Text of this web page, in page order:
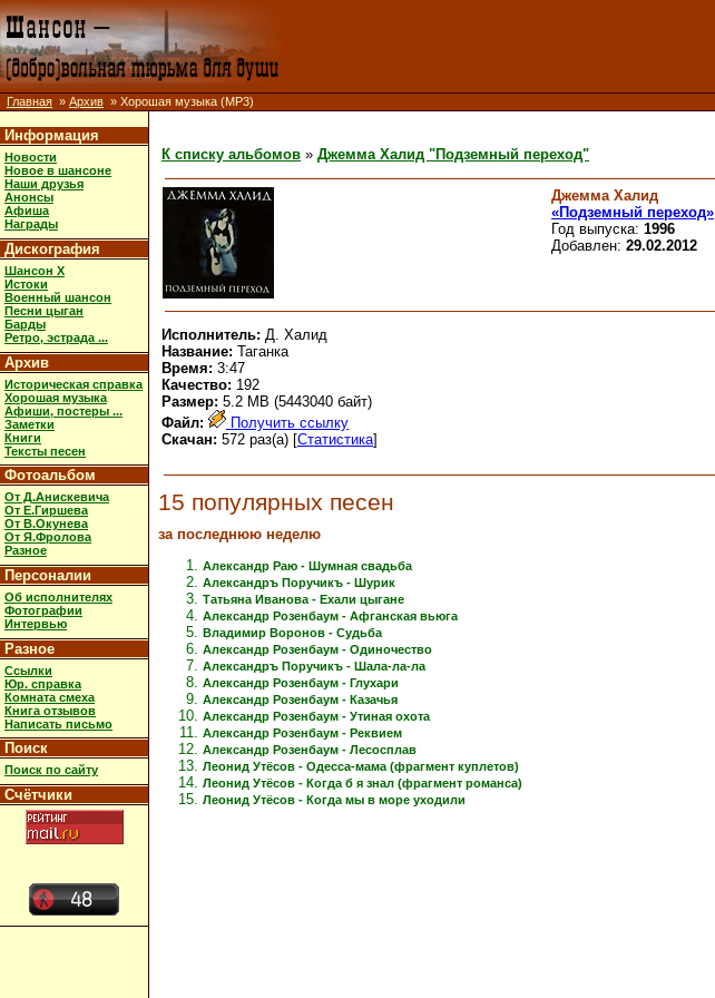
Главная » Архив » Хорошая музыка (MP3)
Информация
Новости
Новое в шансоне
Наши друзья
Анонсы
Афиша
Награды
Дискография
Шансон X
Истоки
Военный шансон
Песни цыган
Барды
Ретро, эстрада ...
Архив
Историческая справка
Хорошая музыка
Афиши, постеры ...
Заметки
Книги
Тексты песен
Фотоальбом
От Д.Анискевича
От Е.Гиршева
От В.Окунева
От Я.Фролова
Разное
Персоналии
Об исполнителях
Фотографии
Интервью
Разное
Ссылки
Юр. справка
Комната смеха
Книга отзывов
Написать письмо
Поиск
Поиск по сайту
Счётчики
К списку альбомов » Джемма Халид "Подземный переход"
Джемма Халид
«Подземный переход»
Год выпуска: 1996
Добавлен: 29.02.2012
Исполнитель: Д. Халид
Название: Таганка
Время: 3:47
Качество: 192
Размер: 5.2 MB (5443040 байт)
Файл:
Получить ссылку
Скачан: 572 раз(а) [Статистика]
15 популярных песен
за последнюю неделю
Александр Раю - Шумная свадьба
Александръ Поручикъ - Шурик
Татьяна Иванова - Ехали цыгане
Александр Розенбаум - Афганская вьюга
Владимир Воронов - Судьба
Александр Розенбаум - Одиночество
Александръ Поручикъ - Шала-ла-ла
Александр Розенбаум - Глухари
Александр Розенбаум - Казачья
Александр Розенбаум - Утиная охота
Александр Розенбаум - Реквием
Александр Розенбаум - Лесосплав
Леонид Утёсов - Одесса-мама (фрагмент куплетов)
Леонид Утёсов - Когда б я знал (фрагмент романса)
Леонид Утёсов - Когда мы в море уходили